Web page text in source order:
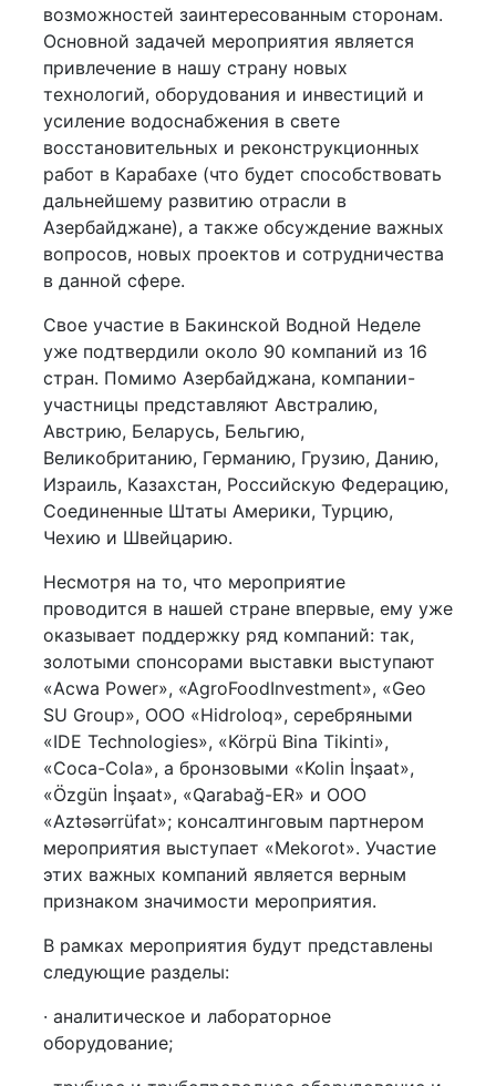
возможностей заинтересованным сторонам.
Основной задачей мероприятия является
привлечение в нашу страну новых
технологий, оборудования и инвестиций и
усиление водоснабжения в свете
восстановительных и реконструкционных
работ в Карабахе (что будет способствовать
дальнейшему развитию отрасли в
Азербайджане), а также обсуждение важных
вопросов, новых проектов и сотрудничества
в данной сфере.
Свое участие в Бакинской Водной Неделе
уже подтвердили около 90 компаний из 16
стран. Помимо Азербайджана, компании-
участницы представляют Австралию,
Австрию, Беларусь, Бельгию,
Великобританию, Германию, Грузию, Данию,
Израиль, Казахстан, Российскую Федерацию,
Соединенные Штаты Америки, Турцию,
Чехию и Швейцарию.
Несмотря на то, что мероприятие
проводится в нашей стране впервые, ему уже
оказывает поддержку ряд компаний: так,
золотыми спонсорами выставки выступают
«Acwa Power», «AgroFoodInvestment», «Geo
SU Group», ООО «Hidroloq», серебряными
«IDE Technologies», «Körpü Bina Tikinti»,
«Coca-Cola», а бронзовыми «Kolin İnşaat»,
«Özgün İnşaat», «Qarabağ-ER» и ООО
«Aztəsərrüfat»; консалтинговым партнером
мероприятия выступает «Mekorot». Участие
этих важных компаний является верным
признаком значимости мероприятия.
В рамках мероприятия будут представлены
следующие разделы:
· аналитическое и лабораторное
оборудование;